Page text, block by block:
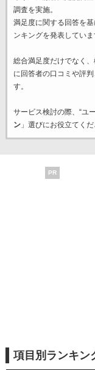
調査を実施。
満足度に関する回答を
ンキングを発表していま
総合満足度だけでなく
に回答者の口コミや評
す。
サービス検討の際、“ユ
ン」選びにお役立てくだ
PR
項目別ランキン